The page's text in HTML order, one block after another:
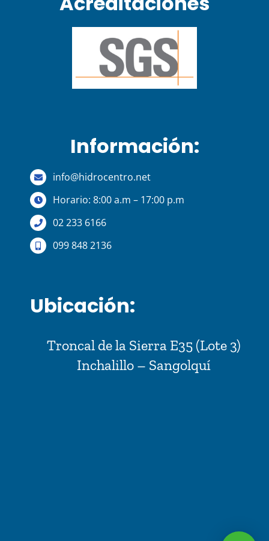
Información:
info@hidrocentro.net
Horario: 8:00 a.m – 17:00 p.m
02 233 6166
099 848 2136
Ubicación:
Troncal de la Sierra E35 (Lote 3)
Inchalillo – Sangolquí